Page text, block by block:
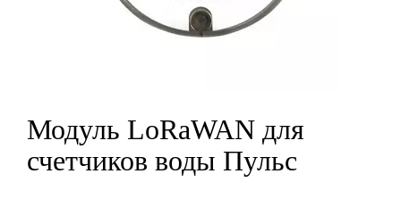
Модуль LoRaWAN для
счетчиков воды Пульс